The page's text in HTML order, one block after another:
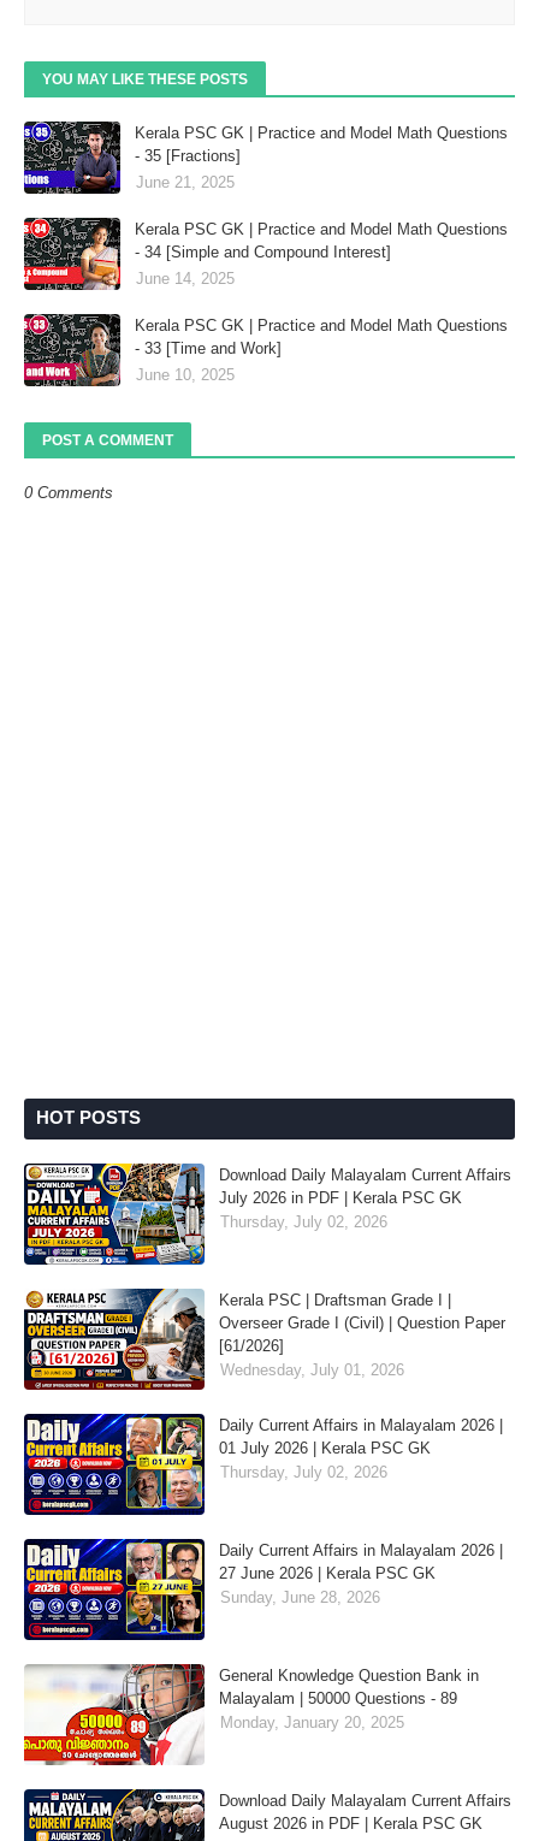
YOU MAY LIKE THESE POSTS
Kerala PSC GK | Practice and Model Math Questions
- 35 [Fractions]
June 21, 2025
Kerala PSC GK | Practice and Model Math Questions
- 34 [Simple and Compound Interest]
June 14, 2025
Kerala PSC GK | Practice and Model Math Questions
- 33 [Time and Work]
June 10, 2025
POST A COMMENT
0 Comments
HOT POSTS
Download Daily Malayalam Current Affairs
July 2026 in PDF | Kerala PSC GK
Thursday, July 02, 2026
Kerala PSC | Draftsman Grade I |
Overseer Grade I (Civil) | Question Paper
[61/2026]
Wednesday, July 01, 2026
Daily Current Affairs in Malayalam 2026 |
01 July 2026 | Kerala PSC GK
Thursday, July 02, 2026
Daily Current Affairs in Malayalam 2026 |
27 June 2026 | Kerala PSC GK
Sunday, June 28, 2026
General Knowledge Question Bank in
Malayalam | 50000 Questions - 89
Monday, January 20, 2025
Download Daily Malayalam Current Affairs
August 2026 in PDF | Kerala PSC GK